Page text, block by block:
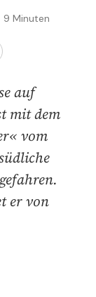
9 Minuten
auf
mit dem
vom
er von